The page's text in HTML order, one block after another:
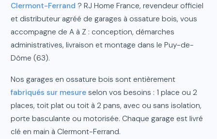
Clermont-Ferrand ? RJ Home France, revendeur officiel
et distributeur agréé de garages à ossature bois, vous
accompagne de A à Z : conception, démarches
administratives, livraison et montage dans le Puy-de-
Dôme (63).
Nos garages en ossature bois sont entièrement
fabriqués sur mesure selon vos besoins : 1 place ou 2
places, toit plat ou toit à 2 pans, avec ou sans isolation,
porte basculante ou motorisée. Chaque garage est livré
clé en main à Clermont-Ferrand.